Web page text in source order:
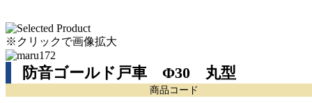
※クリックで画像拡大
防音ゴールド戸車 Φ30 丸型
商品コード